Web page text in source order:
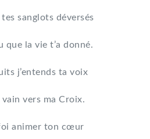
sanglots déversés
que la vie t’a donné.
j’entends ta voix
vers ma Croix.
animer ton cœur